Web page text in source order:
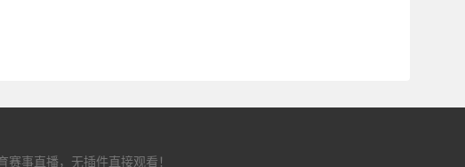
事直播，无插件直接观看！